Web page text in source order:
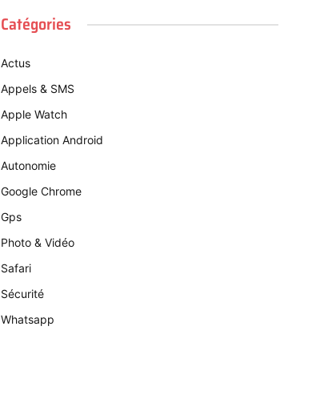
Catégories
Actus
Appels & SMS
Apple Watch
Application Android
Autonomie
Google Chrome
Gps
Photo & Vidéo
Safari
Sécurité
Whatsapp